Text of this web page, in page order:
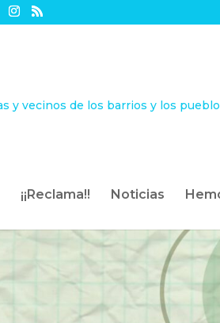
¡¡Reclama!! Noticias